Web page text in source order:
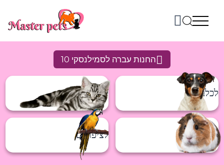
לתוכן
החנות עברה לסמילנסקי 10
לכלבים לחתולים
למכרסמים לציפורים